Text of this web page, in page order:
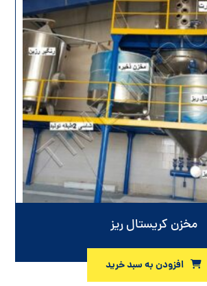
مخزن کریستال ریز
افزودن به سبد خرید